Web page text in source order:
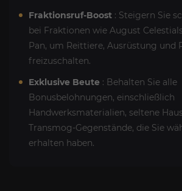
Fraktionsruf-Boost : Steigern Sie
bei Fraktionen wie August
Pan, um Reittiere, Ausrüstung und
freizuschalten.
Exklusive Beute : Behalten Sie alle
Bonusbelohnungen, einschließlich
Handwerksmaterialien, seltene
Transmog-Gegenstände, die Sie
erhalten haben.